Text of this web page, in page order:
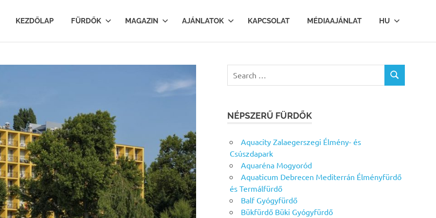
KEZDŐLAP FÜRDŐK MAGAZIN AJÁNLATOK KAPCSOLAT MÉDIAAJÁNLAT HU
for:
SEARCH
NÉPSZERŰ FÜRDŐK
Aquacity Zalaegerszegi Élmény- és
Csúszdapark
Aquaréna Mogyoród
Aquaticum Debrecen Mediterrán Élményfürdő
és Termálfürdő
Balf Gyógyfürdő
Bükfürdő Büki Gyógyfürdő